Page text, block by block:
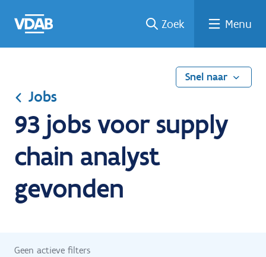
naar
een
een
job
naar
Zoek Menu
Snel naar
Jobs
93 jobs voor supply
chain analyst
gevonden
Geen actieve filters